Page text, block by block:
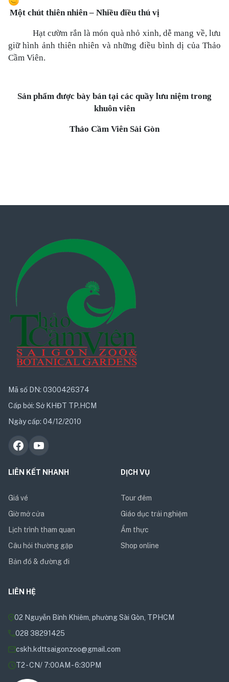
Một chút thiên nhiên – Nhiều điều thú vị
Hạt cườm rắn là món quà nhỏ xinh, dễ mang về, lưu
giữ hình ảnh thiên nhiên và những điều bình dị của Thảo
Cầm Viên.
Sản phẩm được bày bán tại các quầy lưu niệm trong
khuôn viên
Thảo Cầm Viên Sài Gòn
Mã số DN: 0300426374
Cấp bởi: Sở KHĐT TP.HCM
Ngày cấp: 04/12/2010
LIÊN KẾT NHANH
Giá vé
Giờ mở cửa
Lịch trình tham quan
Câu hỏi thường gặp
Bản đồ & đường đi
DỊCH VỤ
Tour đêm
Giáo dục trải nghiệm
Ẩm thực
Shop online
LIÊN HỆ
02 Nguyễn Bỉnh Khiêm, phường Sài Gòn, TPHCM
028 38291425
cskh.kdttsaigonzoo@gmail.com
T2 - CN/ 7:00AM - 6:30PM